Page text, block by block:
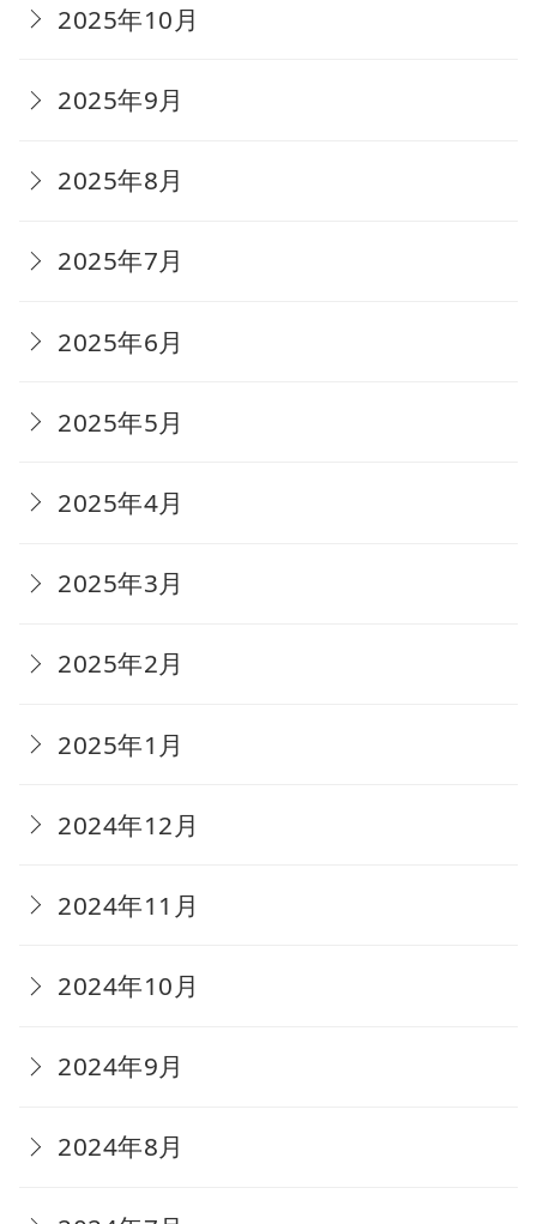
2025年10月
2025年9月
2025年8月
2025年7月
2025年6月
2025年5月
2025年4月
2025年3月
2025年2月
2025年1月
2024年12月
2024年11月
2024年10月
2024年9月
2024年8月